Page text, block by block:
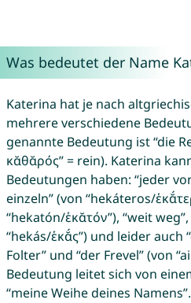
Was bedeutet der Name
Katerina hat je nach
mehrere verschiedene
genannte Bedeutung ist “die
κᾰθᾰρός” = rein). Katerina
Bedeutungen haben: “jeder
einzeln” (von “hekáteros/
“hekatón/ἑκᾰτόν”), “weit
“hekás/ἑκᾰ́ς”) und leider auch
Folter” und “der Frevel” (von
Bedeutung leitet sich von
“meine Weihe deines Namens”.